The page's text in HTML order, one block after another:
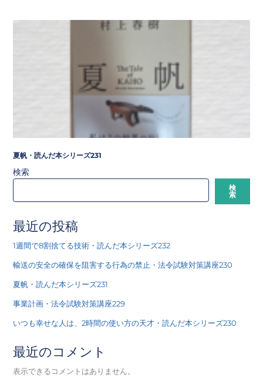
夏帆・読んだ本シリーズ231
検索
検
索
最近の投稿
1週間で8割捨てる技術・読んだ本シリーズ232
輸送の安全の確保を阻害する行為の禁止・法令試験対策講座230
夏帆・読んだ本シリーズ231
事業計画・法令試験対策講座229
いつも幸せな人は、2時間の使い方の天才・読んだ本シリーズ230
最近のコメント
表示できるコメントはありません。